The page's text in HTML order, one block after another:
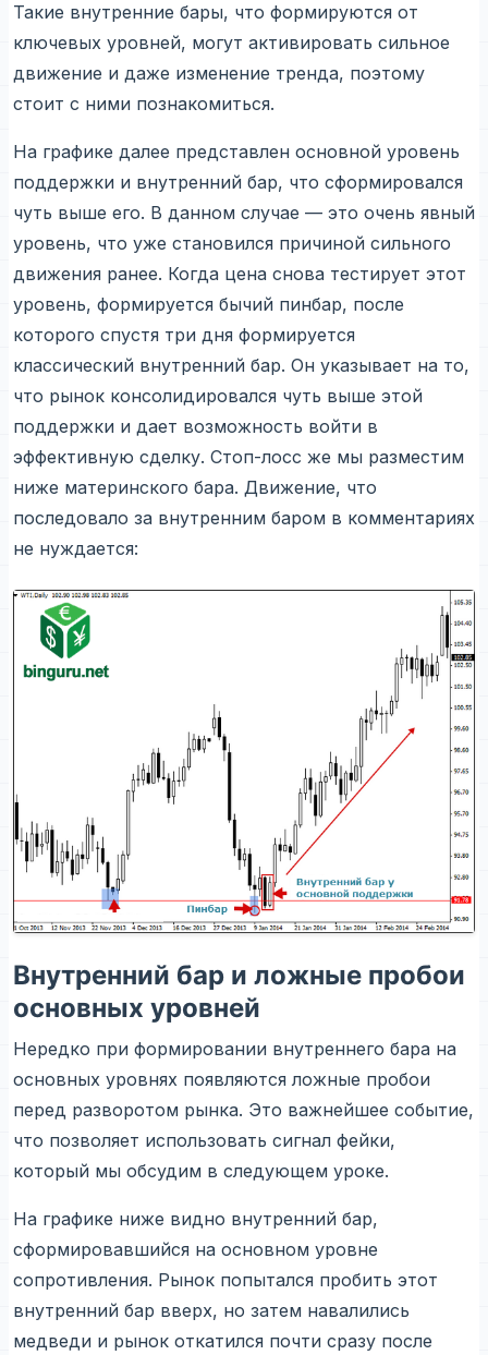
Такие внутренние бары, что формируются от
ключевых уровней, могут активировать сильное
движение и даже изменение тренда, поэтому
стоит с ними познакомиться.
На графике далее представлен основной уровень
поддержки и внутренний бар, что сформировался
чуть выше его. В данном случае — это очень явный
уровень, что уже становился причиной сильного
движения ранее. Когда цена снова тестирует этот
уровень, формируется бычий пинбар, после
которого спустя три дня формируется
классический внутренний бар. Он указывает на то,
что рынок консолидировался чуть выше этой
поддержки и дает возможность войти в
эффективную сделку. Стоп-лосс же мы разместим
ниже материнского бара. Движение, что
последовало за внутренним баром в комментариях
не нуждается:
Внутренний бар и ложные пробои
основных уровней
Нередко при формировании внутреннего бара на
основных уровнях появляются ложные пробои
перед разворотом рынка. Это важнейшее событие,
что позволяет использовать сигнал фейки,
который мы обсудим в следующем уроке.
На графике ниже видно внутренний бар,
сформировавшийся на основном уровне
сопротивления. Рынок попытался пробить этот
внутренний бар вверх, но затем навалились
медведи и рынок откатился почти сразу после